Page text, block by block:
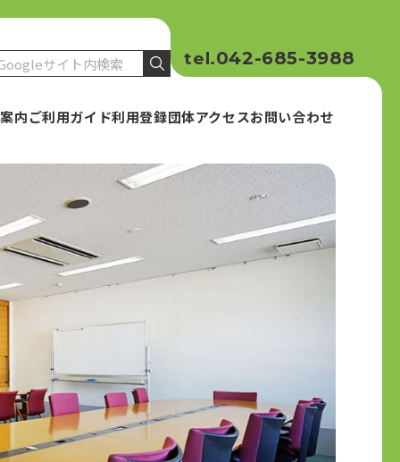
tel.042-685-3988
内ご利用ガイド利用登録団体アクセスお問い合わせ